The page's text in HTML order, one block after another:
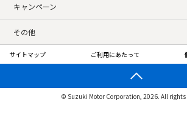
キャンペーン
その他
サイトマップ ご利用にあたって
© Suzuki Motor Corporation, 2026. All rights